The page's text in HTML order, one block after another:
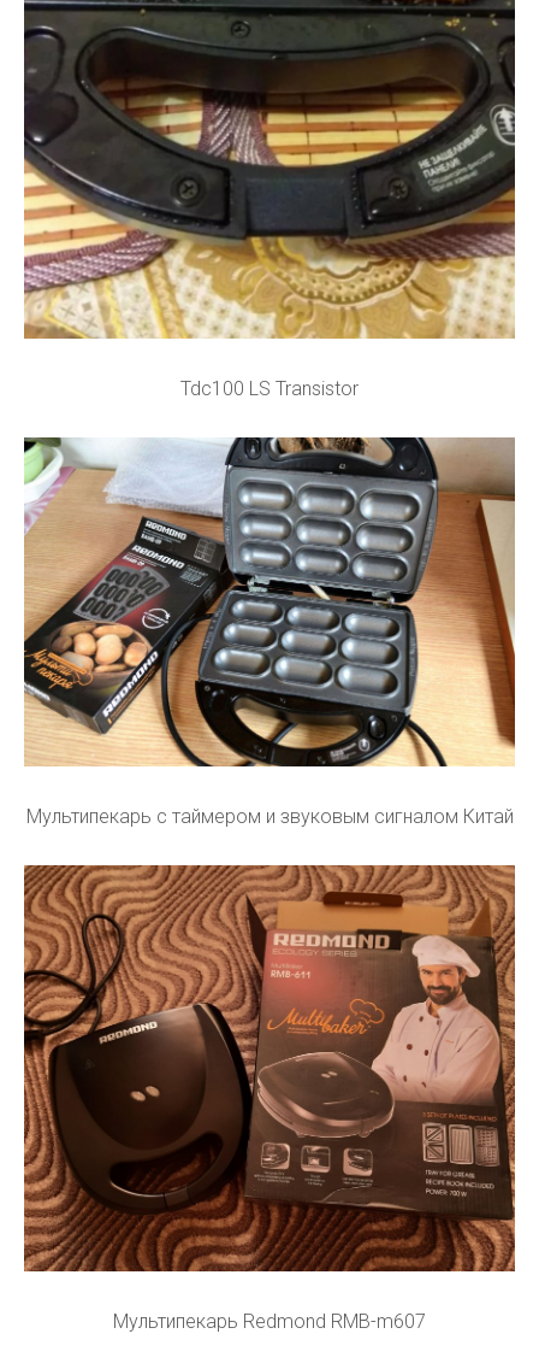
Tdc100 LS Transistor
Мультипекарь с таймером и звуковым сигналом Китай
Мультипекарь Redmond RMB-m607